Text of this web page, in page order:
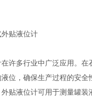
多行业中广泛应用。在
位，确保生产过程的安全
贴液位计可用于测量罐装